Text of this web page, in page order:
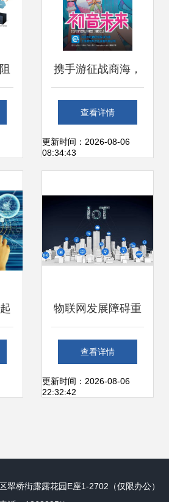
携手游征战商海，
网络开发助您成就
辉煌人生
查看详情
更新时间：2026-08-06
08:34:43
物联网发展障碍重
重 浅谈IoT发展的
痛点与破局思考
查看详情
更新时间：2026-08-06
22:32:42
翠桥街露露花园E座1-2702（仅限办公）